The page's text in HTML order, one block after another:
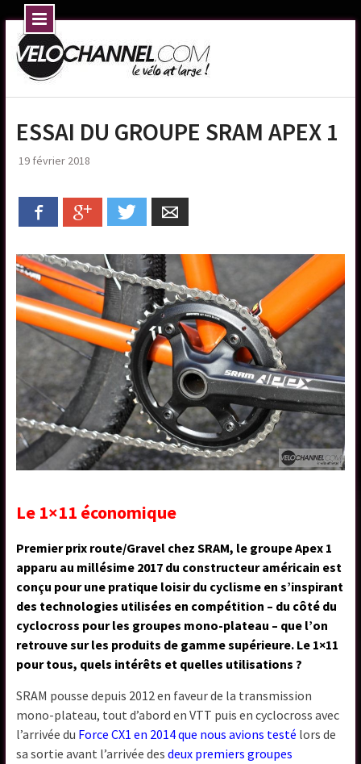
Skip
to
content
ESSAI DU GROUPE SRAM APEX 1
19 février 2018
Facebook Google+ Twitter
Le 1×11 économique
Premier prix route/Gravel chez SRAM, le groupe Apex 1
apparu au millésime 2017 du constructeur américain est
conçu pour une pratique loisir du cyclisme en s’inspirant
des technologies utilisées en compétition – du côté du
cyclocross pour les groupes mono-plateau – que l’on
retrouve sur les produits de gamme supérieure. Le 1×11
pour tous, quels intérêts et quelles utilisations ?
SRAM pousse depuis 2012 en faveur de la transmission
mono-plateau, tout d’abord en VTT puis en cyclocross avec
l’arrivée du Force CX1 en 2014 que nous avions testé lors de
sa sortie avant l’arrivée desdeux premiers groupes